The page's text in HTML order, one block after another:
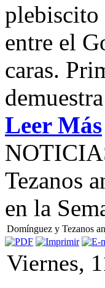
plebiscito
entre el
caras.
Leer Más
Tezanos
en la
Domínguez y Tezanos
Viernes,